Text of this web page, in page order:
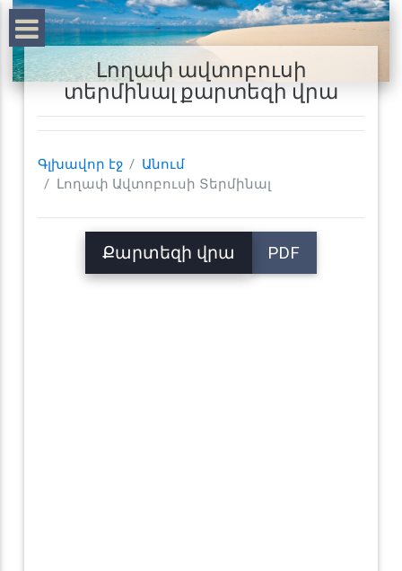
Լողափ ավտոբուսի
տերմինալ քարտեզի վրա
Գլխավոր էջ
Անում
Լողափ Ավտոբուսի Տերմինալ
Քարտեզի վրա PDF